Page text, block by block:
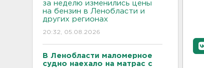
за неделю изменились цены
на бензин в Ленобласти и
других регионах
20:32, 05.08.2026
В Ленобласти маломерное
судно наехало на матрас с